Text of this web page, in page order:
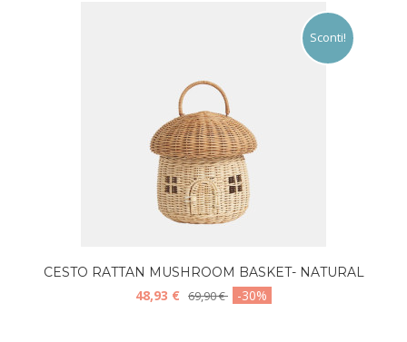
Sconti!
CESTO RATTAN MUSHROOM BASKET- NATURAL
48,93 € 69,90 € -30%